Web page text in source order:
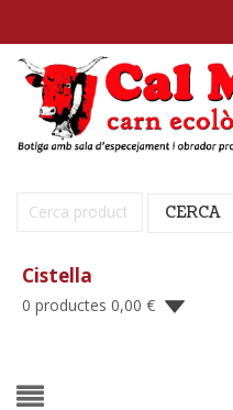
Cerca: CERCA
Cistella
0 productes 0,00 €